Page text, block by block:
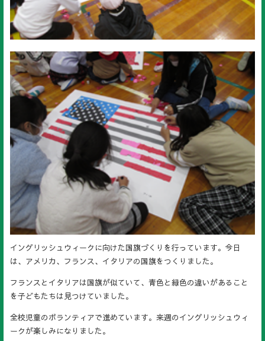
イングリッシュウィークに向けた国旗づくりを行っています。今日
は、アメリカ、フランス、イタリアの国旗をつくりました。
フランスとイタリアは国旗が似ていて、青色と緑色の違いがあること
を子どもたちは見つけていました。
全校児童のボランティアで進めています。来週のイングリッシュウィ
ークが楽しみになりました。